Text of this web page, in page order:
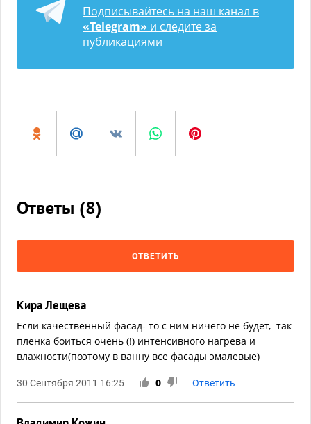
Подписывайтесь на наш канал в
«Telegram» и следите за
публикациями
Ответы (8)
ОТВЕТИТЬ
Кира Лещева
Если качественный фасад- то с ним ничего не будет, так
пленка боиться очень (!) интенсивного нагрева и
влажности(поэтому в ванну все фасады эмалевые)
30 Сентября 2011 16:25 0 Ответить